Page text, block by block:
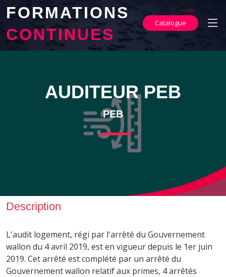
FORMATIONS
CONTINUES
Catalogue
AUDITEUR PEB
PEB
Description
L'audit logement, régi par l'arrêté du Gouvernement
wallon du 4 avril 2019, est en vigueur depuis le 1er juin
2019. Cet arrêté est complété par un arrêté du
Gouvernement wallon relatif aux primes, 4 arrêtés